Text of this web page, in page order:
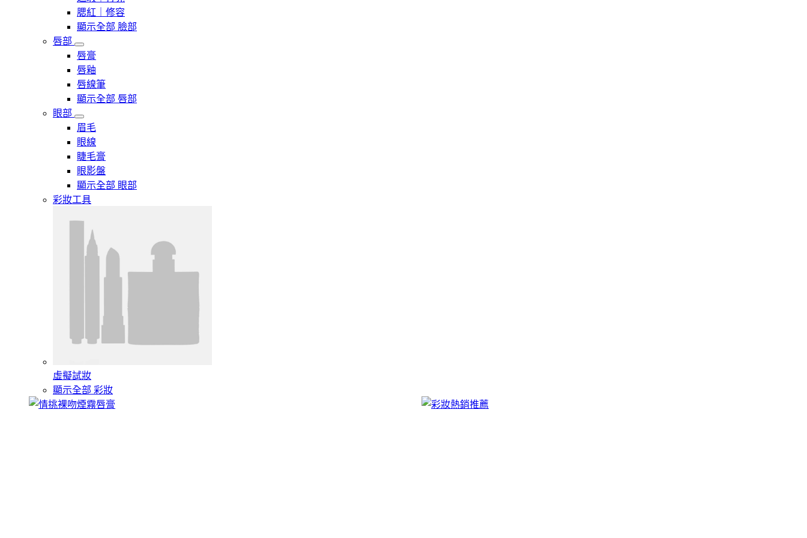
腮紅｜修容
顯示全部 臉部
唇部
唇膏
唇釉
唇線筆
顯示全部 唇部
眼部
眉毛
眼線
睫毛膏
眼影盤
顯示全部 眼部
彩妝工具
虛擬試妝
顯示全部 彩妝